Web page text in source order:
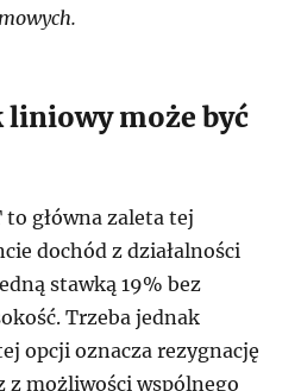
liniowy może być
główna zaleta tej
dochód z działalności
stawką 19% bez
Trzeba jednak
opcji oznacza rezygnację
z możliwości wspólnego